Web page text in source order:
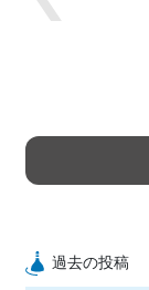
過去の投稿